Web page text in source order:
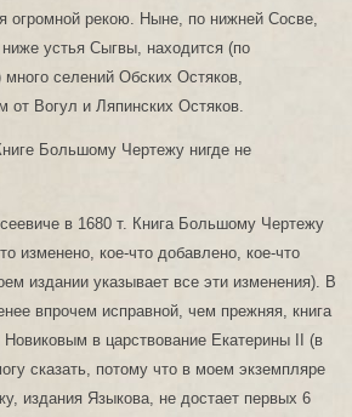
огромной рекою. Ныне, по нижней Сосве,
устья Сыгвы, находится (по
селений Обских Остяков,
Вогул и Ляпинских Остяков.
Большому Чертежу нигде не
в 1680 т. Книга Большому Чертежу
изменено, кое-что добавлено, кое-что
издании указывает все эти изменения). В
впрочем исправной, чем прежняя, книга
в царствование Екатерины II (в
сказать, потому что в моем экземпляре
издания Языкова, не достает первых 6